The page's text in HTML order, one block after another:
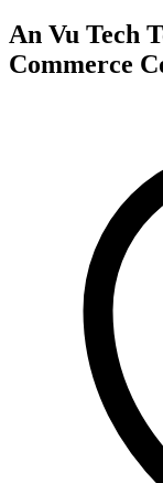
An Vu Tech
Commerce